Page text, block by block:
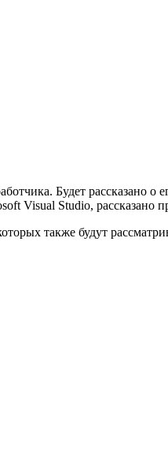
Будет рассказано
Visual Studio, рассказано
также будут